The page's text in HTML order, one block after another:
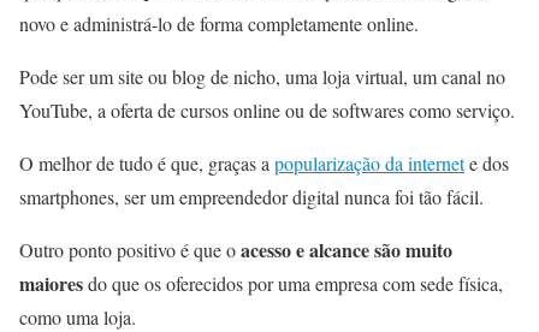
novo e administrá-lo de forma completamente online.
Pode ser um site ou blog de nicho, uma loja virtual, um canal no
YouTube, a oferta de cursos online ou de softwares como serviço.
O melhor de tudo é que, graças apopularização da internete dos
smartphones, ser um empreendedor digital nunca foi tão fácil.
Outro ponto positivo é que oacesso e alcance são muito
maioresdo que os oferecidos por uma empresa com sede física,
como uma loja.